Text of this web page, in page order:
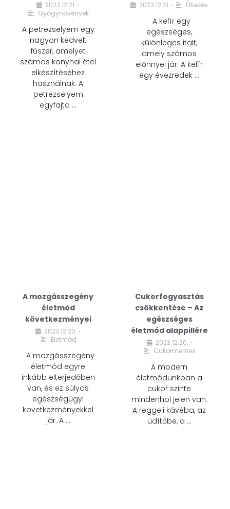
2023.12.21. •
Gyógynövények
A petrezselyem egy
nagyon kedvelt
fűszer, amelyet
számos konyhai étel
elkészítéséhez
használnak. A
petrezselyem
egyfajta …
2023.12.21. • Étkezés
A kefír egy
egészséges,
különleges italt,
amely számos
előnnyel jár. A kefír
egy évezredek …
A mozgásszegény
életmód
következményei
2023.12.20. •
Életmód
A mozgásszegény
életmód egyre
inkább elterjedőben
van, és ez súlyos
egészségügyi
következményekkel
jár. A …
Cukorfogyasztás
csökkentése – Az
egészséges
életmód alappillére
2023.12.20. •
Cukormentes
A modern
életmódunkban a
cukor szinte
mindenhol jelen van.
A reggeli kávéba, az
üdítőbe, a …